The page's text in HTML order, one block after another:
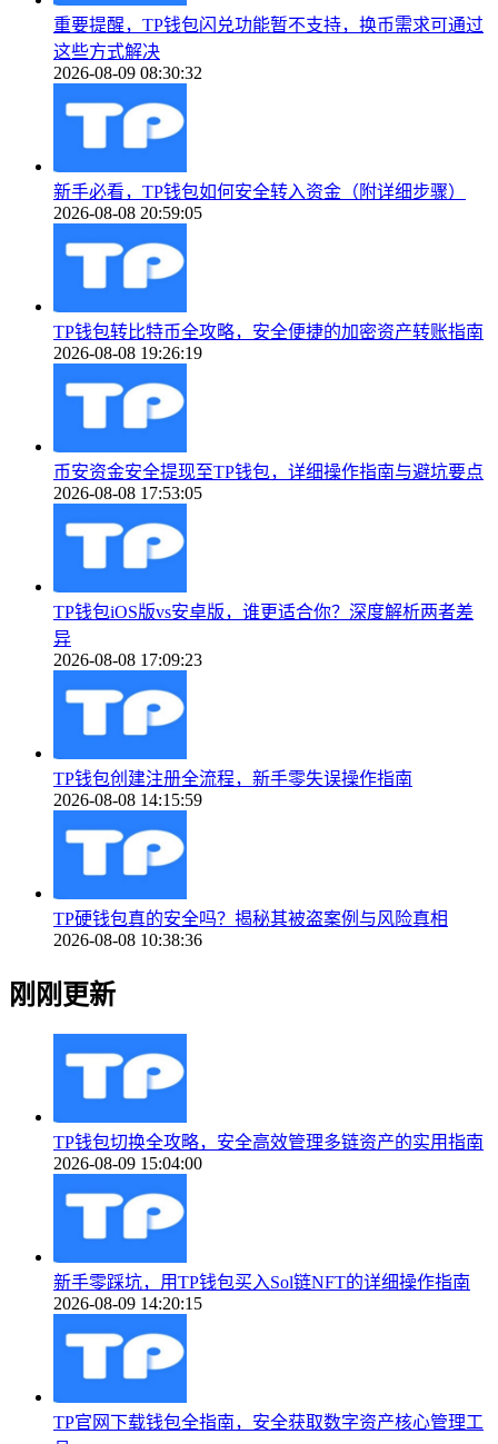
重要提醒，TP钱包闪兑功能暂不支持，换币需求可通过
这些方式解决
2026-08-09 08:30:32
新手必看，TP钱包如何安全转入资金（附详细步骤）
2026-08-08 20:59:05
TP钱包转比特币全攻略，安全便捷的加密资产转账指南
2026-08-08 19:26:19
币安资金安全提现至TP钱包，详细操作指南与避坑要点
2026-08-08 17:53:05
TP钱包iOS版vs安卓版，谁更适合你？深度解析两者差
异
2026-08-08 17:09:23
TP钱包创建注册全流程，新手零失误操作指南
2026-08-08 14:15:59
TP硬钱包真的安全吗？揭秘其被盗案例与风险真相
2026-08-08 10:38:36
刚刚更新
TP钱包切换全攻略，安全高效管理多链资产的实用指南
2026-08-09 15:04:00
新手零踩坑，用TP钱包买入Sol链NFT的详细操作指南
2026-08-09 14:20:15
TP官网下载钱包全指南，安全获取数字资产核心管理工